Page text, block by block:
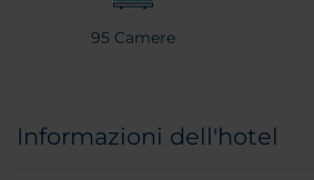
95 Camere
Informazioni dell'hotel